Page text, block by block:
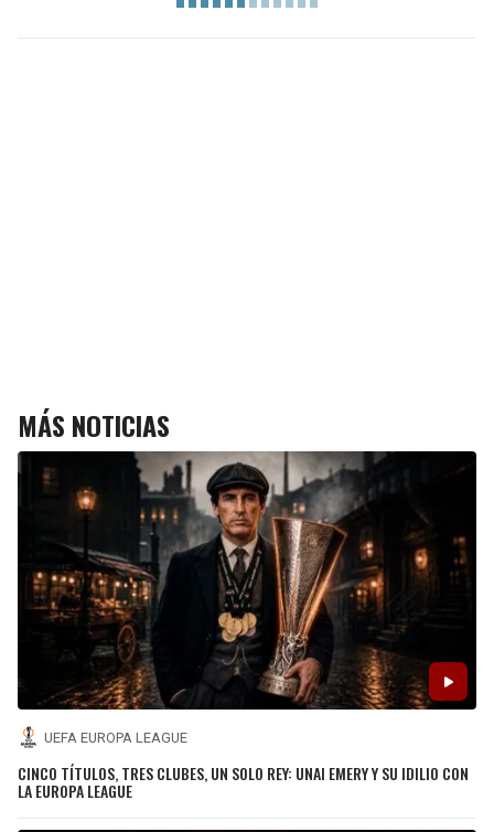
MÁS NOTICIAS
UEFA EUROPA LEAGUE
CINCO TÍTULOS, TRES CLUBES, UN SOLO REY: UNAI EMERY Y SU IDILIO CON
LA EUROPA LEAGUE